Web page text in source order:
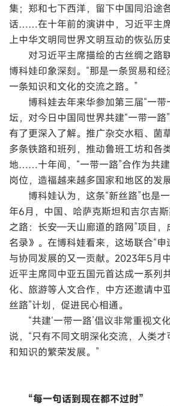
集；郑和七下西洋，留下中国同沿途
话……在十年前的演讲中，习近平主
上中华文明同世界文明互动的恢弘历史
对习近平主席描绘的古丝绸之路联
博科娃印象深刻。“那是一条贸易和
一条知识和文化的交流之路。”
博科娃去年来华参加第三届“一带
坛，对今日中国同世界共建“一带一路
有了更深入了解。推广杂交水稻、菌
多条铁路和班列，推动鲁班工坊和各
地……十年间，“一带一路”合作为共
岗位，造福越来越多国家和地区的发
博科娃认为，这条“新丝路”也是一
年6月，中国、哈萨克斯坦和吉尔吉
之路：长安—天山廊道的路网”项目，
名录》。在博科娃看来，这场联合“
与协同发展的又一贡献。2023年5月
近平主席同中亚五国元首达成一系列
化、旅游等人文合作，中方还邀请中
丝路”计划，促进民心相通。
“共建‘一带一路’倡议非常重视文
说，“只有不同文明深化交流，人类
和知识的繁荣发展。”
“每一句话到现在都不过时”